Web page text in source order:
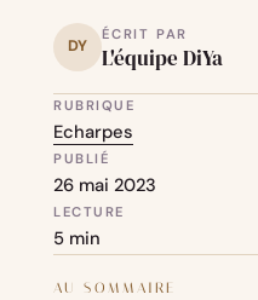
DY
ÉCRIT PAR
L'équipe DiYa
RUBRIQUE
Echarpes
PUBLIÉ
26 mai 2023
LECTURE
5 min
AU SOMMAIRE